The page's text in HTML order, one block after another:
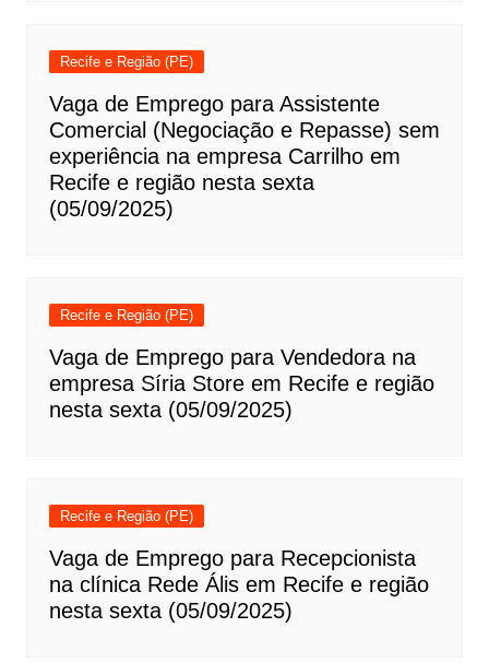
Recife e Região (PE)
Vaga de Emprego para Assistente
Comercial (Negociação e Repasse) sem
experiência na empresa Carrilho em
Recife e região nesta sexta
(05/09/2025)
Recife e Região (PE)
Vaga de Emprego para Vendedora na
empresa Síria Store em Recife e região
nesta sexta (05/09/2025)
Recife e Região (PE)
Vaga de Emprego para Recepcionista
na clínica Rede Ális em Recife e região
nesta sexta (05/09/2025)